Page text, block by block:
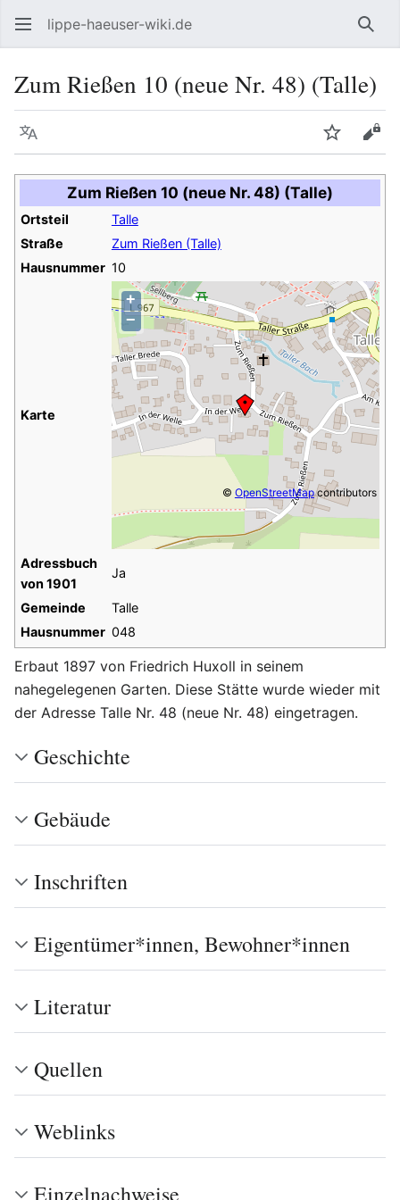
lippe-haeuser-wiki.de
Zum Rießen 10 (neue Nr. 48) (Talle)
Sprache
Zum Rießen 10 (neue Nr. 48) (Talle)
Ortsteil
Talle
Straße
Zum Rießen (Talle)
Hausnummer 10
Karte
+
−
© OpenStreetMapcontributors
Adressbuch
von 1901
Ja
Gemeinde
Talle
Hausnummer 048
Erbaut 1897 von Friedrich Huxoll in seinem
nahegelegenen Garten. Diese Stätte wurde wieder mit
der Adresse Talle Nr. 48 (neue Nr. 48) eingetragen.
Geschichte
Gebäude
Inschriften
Eigentümer*innen, Bewohner*innen
Literatur
Quellen
Weblinks
Einzelnachweise